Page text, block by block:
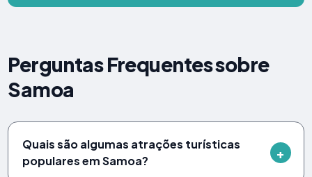
Perguntas Frequentes sobre
Samoa
Quais são algumas atrações turísticas
populares em Samoa?